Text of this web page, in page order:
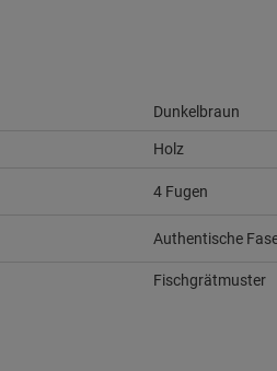
Dunkelbraun
Holz
4 Fugen
Authentische
Fischgrätmuster